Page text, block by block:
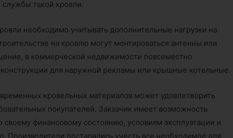
такой кровли.
необходимо учитывать дополнительные нагрузки на
на кровлю могут монтироваться антенны или
в коммерческой недвижимости повсеместно
для наружной рекламы или крышные котельные.
кровельных материалов может удовлетворить
покупателей. Заказчик имеет возможность
своему финансовому состоянию, условиям эксплуатации и
Производители постарались учесть все необходимое для